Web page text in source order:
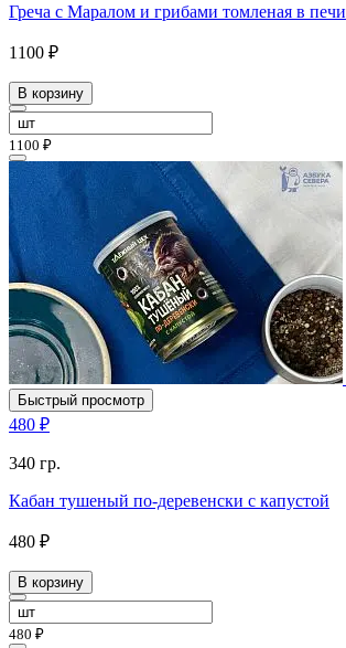
Греча с Маралом и грибами томленая в печи
1100 ₽
В корзину
1100 ₽
Быстрый просмотр
480 ₽
340 гр.
Кабан тушеный по-деревенски с капустой
480 ₽
В корзину
480 ₽